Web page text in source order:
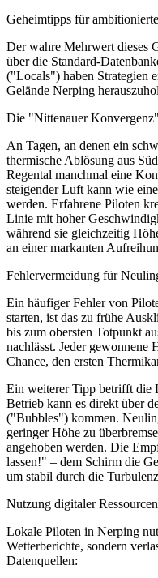
Geheimtipps für
Der wahre Mehrwert dieses
über die Standard-
("Locals") haben Strategien
Gelände Nerping
Die "Nittenauer Konvergenz"
An Tagen, an denen ein
thermische Ablösung aus
Regental manchmal eine
steigender Luft kann wie
werden. Erfahrene Piloten
Linie mit hoher
während sie gleichzeitig
an einer markanten
Fehlervermeidung für
Ein häufiger Fehler von
starten, ist das zu frühe
bis zum obersten Totpunkt
nachlässt. Jeder gewonnene
Chance, den ersten
Ein weiterer Tipp betrifft die
Betrieb kann es direkt über
("Bubbles") kommen.
geringer Höhe zu
angehoben werden. Die
lassen!" – dem Schirm die
um stabil durch die
Nutzung digitaler Ressourcen
Lokale Piloten in Nerping
Wetterberichte, sondern
Datenquellen: